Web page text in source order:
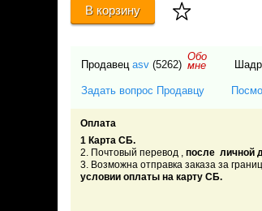
В корзину
Продавец asv (5262)
Обо
мне
Задать вопрос Продавцу
Оплата
1 Карта СБ.
2. Почтовый перевод ,после личной
3. Возможна отправка заказа за
условии оплаты на карту СБ.